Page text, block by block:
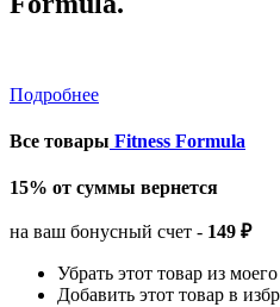
Подробнее
Все товары Fitness Formula
15% от суммы вернется
на ваш бонусный счет - 149 ₽
Убрать этот товар из
Добавить этот товар в